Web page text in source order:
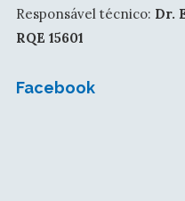
Responsável técnico: Dr.
RQE 15601
Facebook